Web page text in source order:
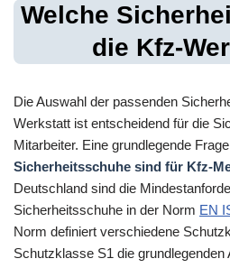
Welche
die Kfz-
Die Auswahl der passenden
Werkstatt ist entscheidend für die
Mitarbeiter. Eine grundlegende
Sicherheitsschuhe sind für Kfz-
Deutschland sind die
Sicherheitsschuhe in der Norm EN
Norm definiert verschiedene
Schutzklasse S1 die grundlegenden